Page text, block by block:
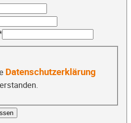
Datenschutzerklärung